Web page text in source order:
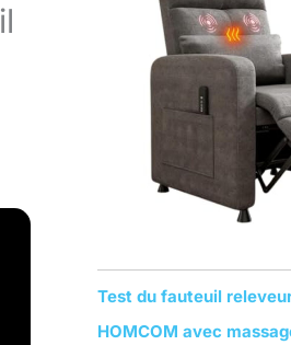
Test du fauteuil
HOMCOM avec